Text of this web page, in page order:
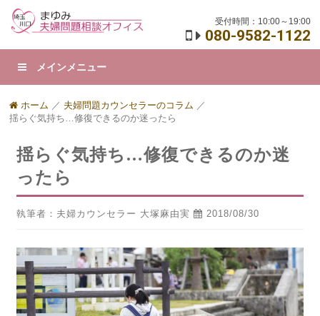
受付時間：10:00～19:00
080-9582-1122
メインメニュー
ホーム ／ 夫婦問題カウンセラーのコラム ／
揺らぐ気持ち…修復できるのか迷ったら
揺らぐ気持ち…修復できるのか迷
ったら
執筆者：夫婦カウンセラー 大塚麻由実 2018/08/30